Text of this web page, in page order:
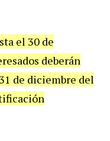
el 30 de
deberán
de diciembre del